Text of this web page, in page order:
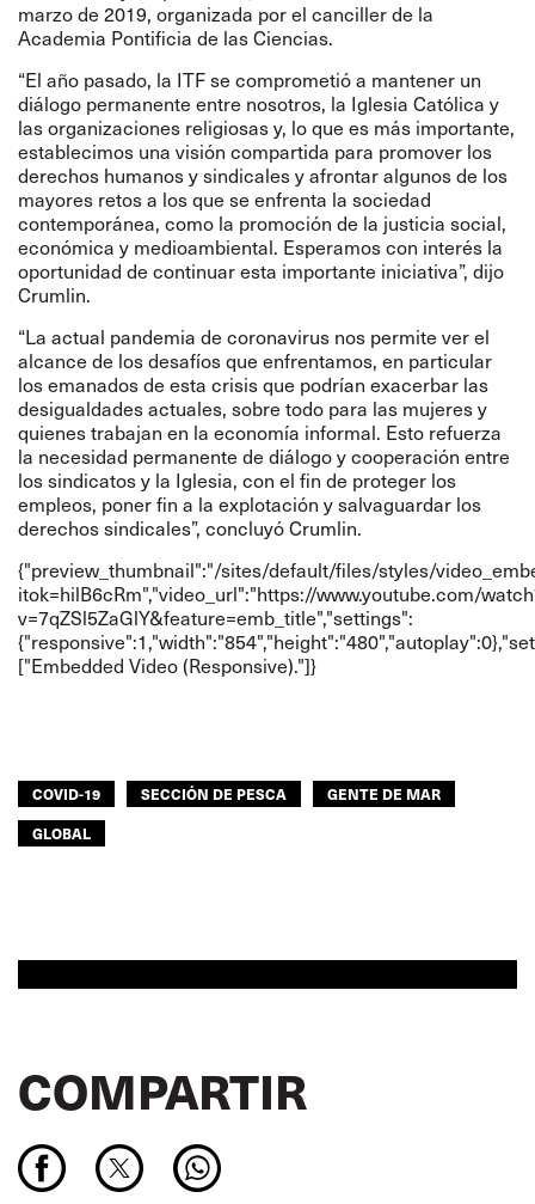
marzo de 2019, organizada por el canciller de la
Academia Pontificia de las Ciencias.
“El año pasado, la ITF se comprometió a mantener un
diálogo permanente entre nosotros, la Iglesia Católica y
las organizaciones religiosas y, lo que es más importante,
establecimos una visión compartida para promover los
derechos humanos y sindicales y afrontar algunos de los
mayores retos a los que se enfrenta la sociedad
contemporánea, como la promoción de la justicia social,
económica y medioambiental. Esperamos con interés la
oportunidad de continuar esta importante iniciativa”, dijo
Crumlin.
“La actual pandemia de coronavirus nos permite ver el
alcance de los desafíos que enfrentamos, en particular
los emanados de esta crisis que podrían exacerbar las
desigualdades actuales, sobre todo para las mujeres y
quienes trabajan en la economía informal. Esto refuerza
la necesidad permanente de diálogo y cooperación entre
los sindicatos y la Iglesia, con el fin de proteger los
empleos, poner fin a la explotación y salvaguardar los
derechos sindicales”, concluyó Crumlin.
{"preview_thumbnail":"/sites/default/files/styles/
itok=hilB6cRm","video_url":"https://www.youtube.com/
v=7qZSl5ZaGlY&feature=emb_title","settings":
["Embedded Video (Responsive)."]}
COVID-19 SECCIÓN DE PESCA
GENTE DE MAR
GLOBAL
COMPARTIR